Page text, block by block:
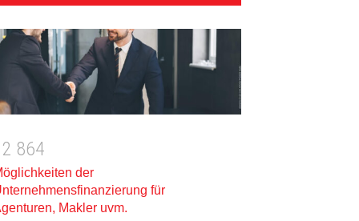
2 864
der
für
Makler uvm.